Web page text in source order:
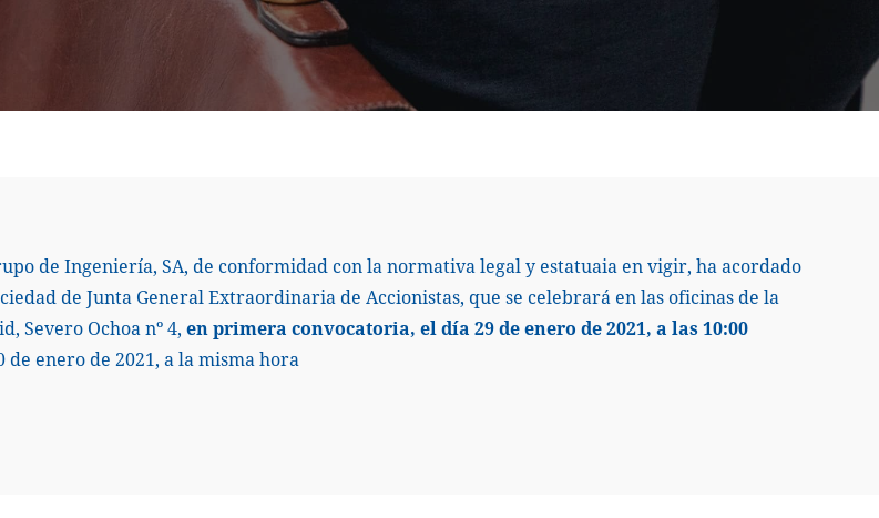
de Ingeniería, SA, de conformidad con la normativa legal y estatuaia en vigir, ha acordado
de Junta General Extraordinaria de Accionistas, que se celebrará en las oficinas de la
Severo Ochoa nº 4, en primera convocatoria, el día 29 de enero de 2021, a las 10:00
enero de 2021, a la misma hora